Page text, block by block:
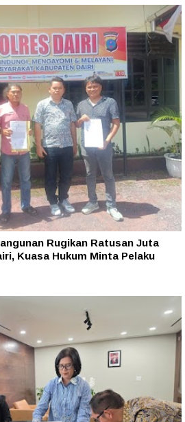
Rugikan Ratusan Juta
Kuasa Hukum Minta Pelaku